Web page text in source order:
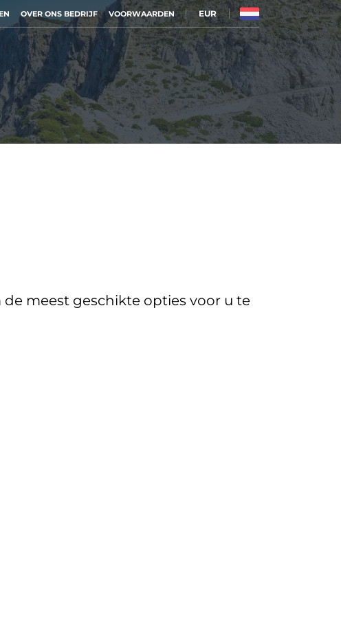
OVER ONS BEDRIJF VOORWAARDEN EUR
meest geschikte opties voor u te